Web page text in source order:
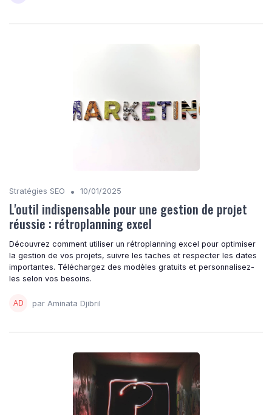
Stratégies SEO • 10/01/2025
L'outil indispensable pour une gestion de projet
réussie : rétroplanning excel
Découvrez comment utiliser un rétroplanning excel pour optimiser
la gestion de vos projets, suivre les taches et respecter les dates
importantes. Téléchargez des modèles gratuits et personnalisez-
les selon vos besoins.
par Aminata Djibril